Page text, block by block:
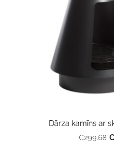
Dārza kamīns ar
€299.68